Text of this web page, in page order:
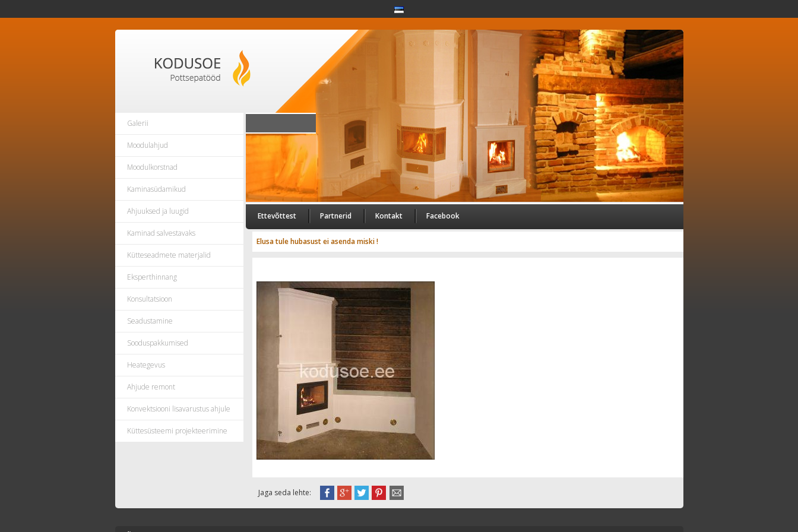
Galerii
Moodulahjud
Moodulkorstnad
Kaminasüdamikud
Ahjuuksed ja luugid
Kaminad salvestavaks
Kütteseadmete materjalid
Eksperthinnang
Konsultatsioon
Seadustamine
Sooduspakkumised
Heategevus
Ahjude remont
Konvektsiooni lisavarustus ahjule
Küttesüsteemi projekteerimine
Ettevõttest Partnerid Kontakt Facebook
Elusa tule hubasust ei asenda miski !
Jaga seda lehte: